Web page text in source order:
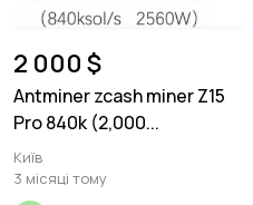
2 000 $
Antminer zcash miner Z15
Pro 840k (2,000...
Київ
3 місяці тому